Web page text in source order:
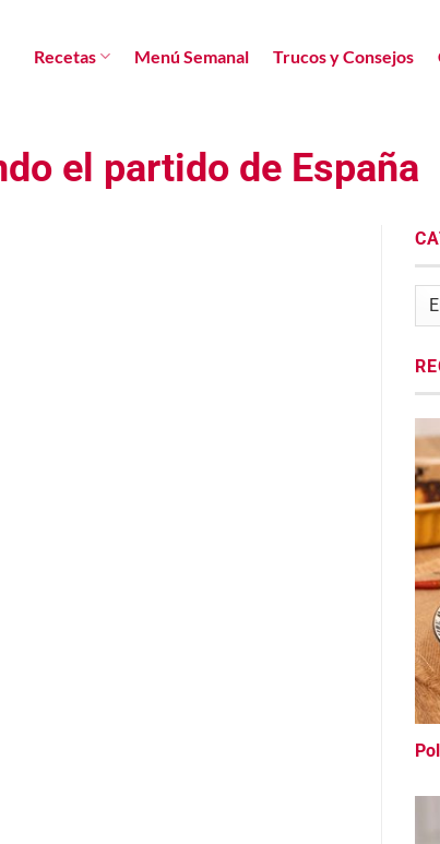
Recetas Menú Semanal Trucos y Consejos
el partido de España